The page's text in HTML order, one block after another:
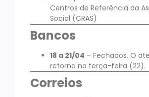
Centros de Referência da
Social (CRAS)
Bancos
18 a 21/04 – Fechados. O
retorna na terça-feira (22).
Correios